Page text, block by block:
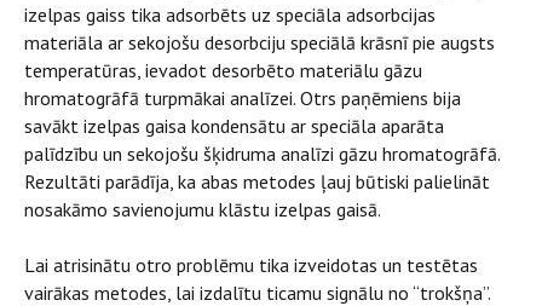
izelpas gaiss tika adsorbēts uz speciāla adsorbcijas
materiāla ar sekojošu desorbciju speciālā krāsnī pie augsts
temperatūras, ievadot desorbēto materiālu gāzu
hromatogrāfā turpmākai analīzei. Otrs paņēmiens bija
savākt izelpas gaisa kondensātu ar speciāla aparāta
palīdzību un sekojošu šķidruma analīzi gāzu hromatogrāfā.
Rezultāti parādīja, ka abas metodes ļauj būtiski palielināt
nosakāmo savienojumu klāstu izelpas gaisā.
Lai atrisinātu otro problēmu tika izveidotas un testētas
vairākas metodes, lai izdalītu ticamu signālu no “trokšņa”.